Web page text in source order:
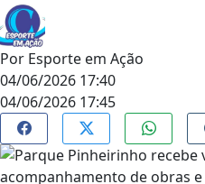
Por Esporte em Ação
04/06/2026 17:40
04/06/2026 17:45